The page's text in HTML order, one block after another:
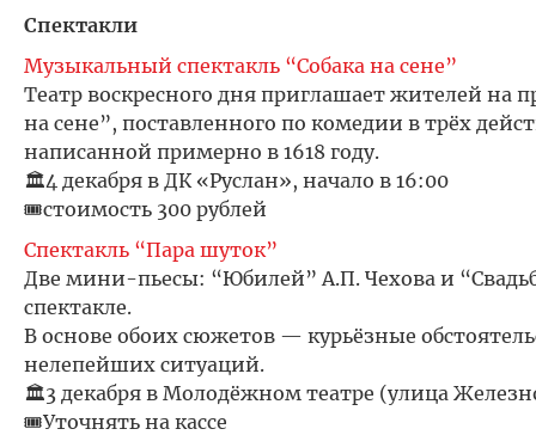
Спектакли
Музыкальный спектакль “Собака на сене”
Театр воскресного дня приглашает жителей на
на сене”, поставленного по комедии в трёх
написанной примерно в 1618 году.
🏛️4 декабря в ДК «Руслан», начало в 16:00
🎟️стоимость 300 рублей
Спектакль “Пара шуток”
Две мини-пьесы: “Юбилей” А.П. Чехова и
спектакле.
В основе обоих сюжетов — курьёзные
нелепейших ситуаций.
🏛️3 декабря в Молодёжном театре (улица
🎟️Уточнять на кассе